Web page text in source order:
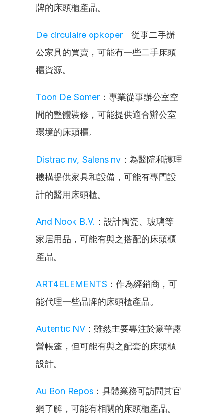
牌的床頭櫃產品。
De circulaire opkoper ：從事二手辦
公家具的買賣，可能有一些二手床頭
櫃資源。
Toon De Somer ：專業從事辦公室空
間的整體裝修，可能提供適合辦公室
環境的床頭櫃。
Distrac nv, Salens nv ：為醫院和護理
機構提供家具和設備，可能有專門設
計的醫用床頭櫃。
And Nook B.V. ：設計陶瓷、玻璃等
家居用品，可能有與之搭配的床頭櫃
產品。
ART4ELEMENTS ：作為經銷商，可
能代理一些品牌的床頭櫃產品。
Autentic NV ：雖然主要專注於豪華露
營帳篷，但可能有與之配套的床頭櫃
設計。
Au Bon Repos ：具體業務可訪問其官
網了解，可能有相關的床頭櫃產品。